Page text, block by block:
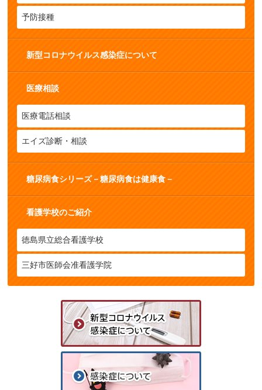
予防接種
新型コロナウイルス感染症について
医療相談
医療電話相談
エイズ診断・相談
糖尿病食シリーズ－糖尿病食は健康食－
看護学校のご紹介
徳島県立総合看護学校
三好市医師会准看護学院